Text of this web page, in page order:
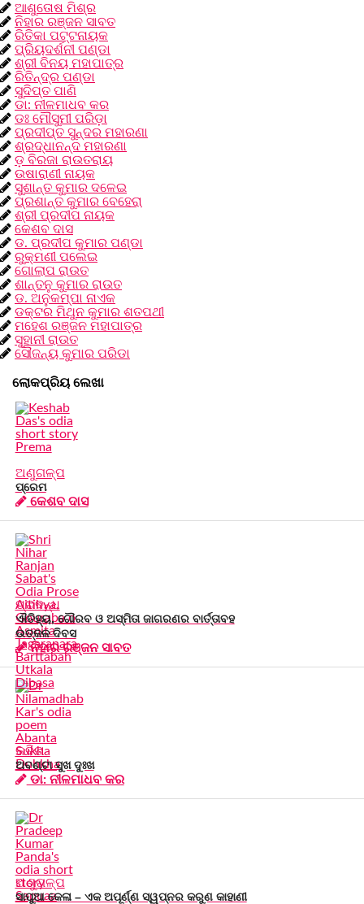
ଆଶୁତୋଷ ମିଶ୍ର
ନିହାର ରଞ୍ଜନ ସାବତ
ରିତିକା ପଟ୍ଟନାୟକ
ପ୍ରିୟଦର୍ଶନୀ ପଣ୍ଡା
ଶ୍ରୀ ବିନୟ ମହାପାତ୍ର
ରିତିନ୍ଦ୍ର ପଣ୍ଡା
ସୁଦିପ୍ତ ପାଣି
ଡା: ନୀଳମାଧବ କର
ଡଃ ମୌସୁମୀ ପରିଡ଼ା
ପ୍ରଦୀପ୍ତ ସୁନ୍ଦର ମହାରଣା
ଶ୍ରଦ୍ଧାନନ୍ଦ ମହାରଣା
ଡ଼ ବିରଜା ରାଉତରାୟ
ଉଷାରାଣୀ ନାୟକ
ସୁଶାନ୍ତ କୁମାର ଦଳେଇ
ପ୍ରଶାନ୍ତ କୁମାର ବେହେରା
ଶ୍ରୀ ପ୍ରଦୀପ ନାୟକ
କେଶବ ଦାସ
ଡ. ପ୍ରଦୀପ କୁମାର ପଣ୍ଡା
ରୁକ୍ମଣୀ ପଲେଇ
ଗୋଲାପ ରାଉତ
ଶାନ୍ତନୁ କୁମାର ରାଉତ
ଡ. ଅନୁକମ୍ପା ନାଏକ
ଡକ୍ଟର ମିଥୁନ କୁମାର ଶତପଥୀ
ମହେଶ ରଞ୍ଜନ ମହାପାତ୍ର
ସୁହାନୀ ରାଉତ
ସୌଜନ୍ୟ କୁମାର ପରିଡା
ଲୋକପ୍ରିୟ ଲେଖା
ଅଣୁଗଳ୍ପ
ପ୍ରେମ
କେଶବ ଦାସ
ପ୍ରବନ୍ଧ
ଐତିହ୍ୟ, ଗୌରବ ଓ ଅସ୍ମିତା ଜାଗରଣର ବାର୍ତ୍ତାବହ
ଉତ୍କଳ ଦିବସ
ନିହାର ରଞ୍ଜନ ସାବତ
କବିତା
ଅବଣ୍ଟା ସୁଖ ଦୁଃଖ
ଡା: ନୀଳମାଧବ କର
ଅଣୁଗଳ୍ପ
ସାପୁଆ କେଳା – ଏକ ଅପୂର୍ଣ୍ଣ ସ୍ୱପ୍ନର କରୁଣ କାହାଣୀ